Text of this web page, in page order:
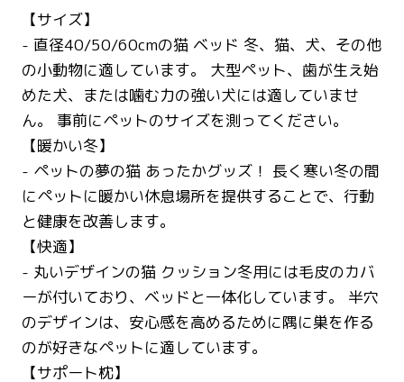
【サイズ】
- 直径40/50/60cmの猫 ベッド 冬、猫、犬、その他
の小動物に適しています。 大型ペット、歯が生え始
めた犬、または噛む力の強い犬には適していませ
ん。 事前にペットのサイズを測ってください。
【暖かい冬】
- ペットの夢の猫 あったかグッズ！ 長く寒い冬の間
にペットに暖かい休息場所を提供することで、行動
と健康を改善します。
【快適】
- 丸いデザインの猫 クッション冬用には毛皮のカバ
ーが付いており、ベッドと一体化しています。 半穴
のデザインは、安心感を高めるために隅に巣を作る
のが好きなペットに適しています。
【サポート枕】